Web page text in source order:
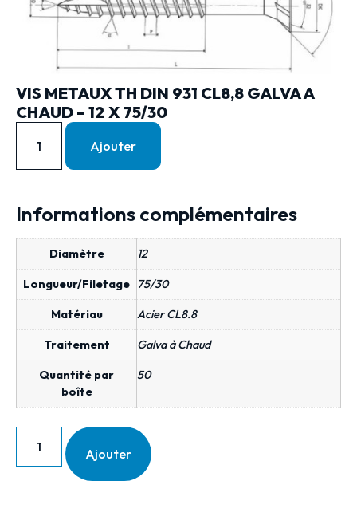
VIS METAUX TH DIN 931 CL8,8 GALVA A
CHAUD – 12 X 75/30
Ajouter
Informations complémentaires
Diamètre 12
Longueur/Filetage 75/30
Matériau Acier CL8.8
Traitement Galva à Chaud
Quantité par
boîte
50
Ajouter